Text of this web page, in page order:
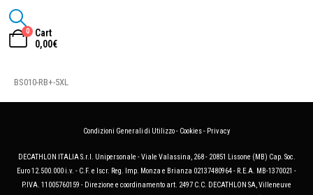
0
Cart
0,00€
BS010-RB+-5XL
Condizioni Generali di Utilizzo- Cookies- Privacy
DECATHLON ITALIA S.r.l. Unipersonale - Viale Valassina, 268 - 20851 Lissone (MB) Cap. Soc.
Euro 12.500.000 i.v. - C.F. e Iscr. Reg. Imp. Monza e Brianza 02137480964 - R.E.A. MB-1370021 -
P.IVA. 11005760159 - Direzione e coordinamento art. 2497 C.C. DECATHLON SA, Villeneuve